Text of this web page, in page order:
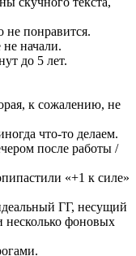
понравится.
начали.
до 5 лет.
к сожалению, не
что-то делаем.
после работы /
«+1 к силе»
ГГ, несущий
несколько фоновых